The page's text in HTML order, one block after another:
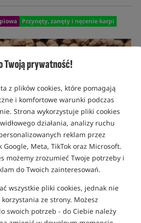
Twoją prywatność!
z plików cookies, które pomagają
i komfortowe warunki podczas
Strona wykorzystuje pliki cookies
działania, analizy ruchu
reklam przez
Meta, TikTok oraz Microsoft.
możemy zrozumieć Twoje potrzeby i
do Twoich zainteresowań.
wszystkie pliki cookies, jednak nie
ze strony. Możesz
swoich potrzeb - do Ciebie należy
Przynęty, zanęty i nęcenie karpi
ROCKWORLD